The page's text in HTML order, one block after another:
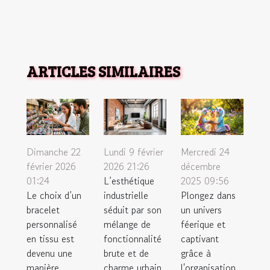
ARTICLES SIMILAIRES
Dimanche 22
février 2026
01:24
Le choix d’un
bracelet
personnalisé
en tissu est
devenu une
Lundi 9 février
2026 21:26
L’esthétique
industrielle
séduit par son
mélange de
fonctionnalité
brute et de
Mercredi 24
décembre
2025 09:56
Plongez dans
un univers
féerique et
captivant
grâce à